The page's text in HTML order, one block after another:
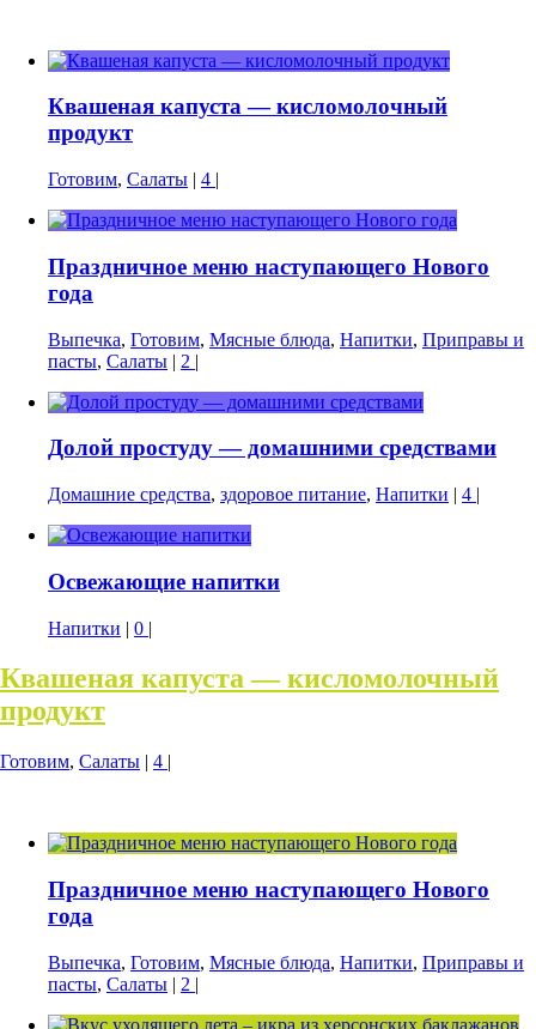
Квашеная капуста — кисломолочный
продукт
Готовим, Салаты | 4 |
Праздничное меню наступающего Нового
года
Выпечка, Готовим, Мясные блюда, Напитки, Приправы и
пасты, Салаты | 2 |
Долой простуду — домашними средствами
Домашние средства, здоровое питание, Напитки | 4 |
Освежающие напитки
Напитки | 0 |
Квашеная капуста — кисломолочный
продукт
Готовим, Салаты | 4 |
Праздничное меню наступающего Нового
года
Выпечка, Готовим, Мясные блюда, Напитки, Приправы и
пасты, Салаты | 2 |